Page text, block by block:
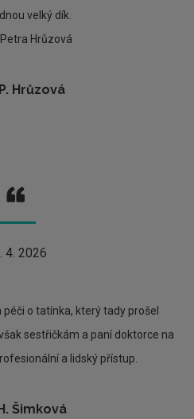
velký dík.
Hrůzová
Hrůzová
4. 2026
o tatínka, který tady prošel
sestřičkám a paní doktorce na
a lidský přístup.
Šimková